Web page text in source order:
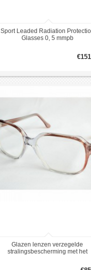
Sport Leaded Radiation
Glasses 0, 5 mmpb
Glazen lenzen verzegelde
stralingsbescherming met het